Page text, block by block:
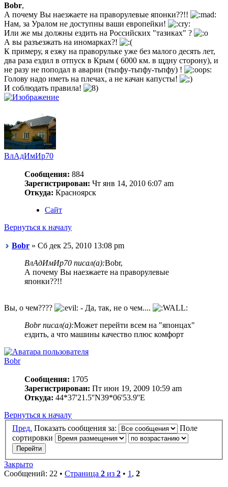
Bobr,
А почему Вы наезжаете на праворулевые японки??!!
Нам, за Уралом не доступны ваши европейки!
Или же мы должны ездить на Российских "тазиках" ?
А вы разъезжать на иномарках?!
К примеру, я езжу на праворульке уже без малого десять лет,
два раза ездил в отпуск в Крым ( 6000 км. в щдну сторону), и
не разу не поподал в аварии (тьпфу-тьпфу-тьпфу) !
Голову надо иметь на плечах, а не качан капусты!
И соблюдать правила!
ВлАдИмИр70
Сообщения: 884
Зарегистрирован: Чт янв 14, 2010 6:07 am
Откуда: Красноярск
Сайт
Вернуться к началу
Bobr » Сб дек 25, 2010 13:08 pm
ВлАдИмИр70 писал(а):Bobr,
А почему Вы наезжаете на праворулевые
японки??!!
Вы, о чем????
- Да, так, не о чем....
Bobr писал(а):Может перейти всем на "японцах"
ездить, а что машины качество плюс комфорт
Bobr
Сообщения: 1705
Зарегистрирован: Пт июн 19, 2009 10:59 am
Откуда: 44*37'21.5''N39*06'53.9''E
Вернуться к началу
Пред. Показать сообщения за:
Поле
сортировки
Закрыто
Сообщений: 22 • Страница 2 из 2 • 1 , 2